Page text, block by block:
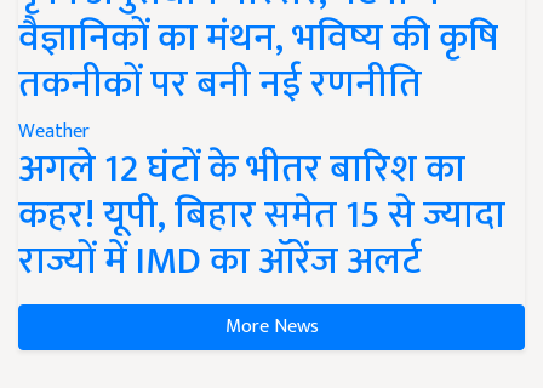
वैज्ञानिकों का मंथन, भविष्य की कृषि
तकनीकों पर बनी नई रणनीति
Weather
अगले 12 घंटों के भीतर बारिश का
कहर! यूपी, बिहार समेत 15 से ज्यादा
राज्यों में IMD का ऑरेंज अलर्ट
More News